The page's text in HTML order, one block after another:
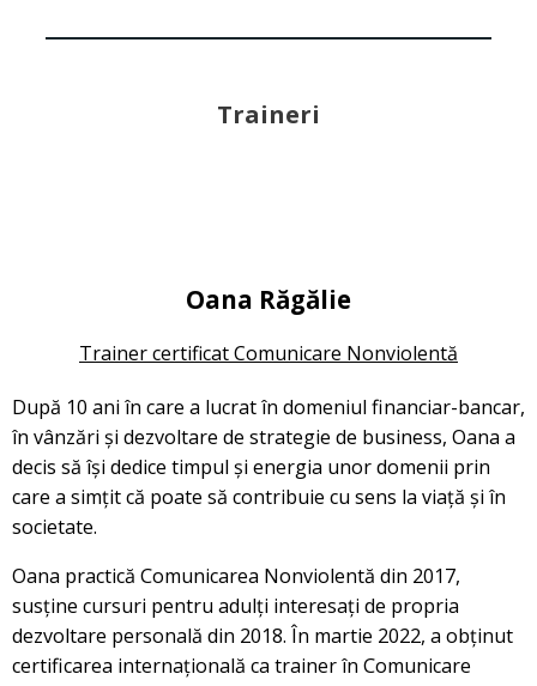
Traineri
Oana Răgălie
Trainer certificat Comunicare Nonviolentă
După 10 ani în care a lucrat în domeniul financiar-bancar,
în vânzări și dezvoltare de strategie de business, Oana a
decis să își dedice timpul și energia unor domenii prin
care a simțit că poate să contribuie cu sens la viață și în
societate.
Oana practică Comunicarea Nonviolentă din 2017,
susține cursuri pentru adulți interesați de propria
dezvoltare personală din 2018. În martie 2022, a obținut
certificarea internațională ca trainer în Comunicare